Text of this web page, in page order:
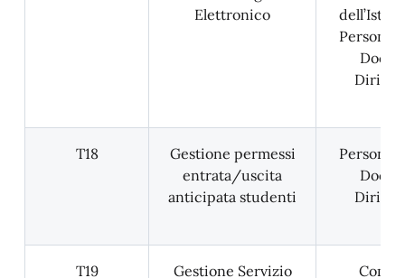
Elettronico
T18
Gestione permessi
entrata/uscita
anticipata studenti
T19
Gestione Servizio